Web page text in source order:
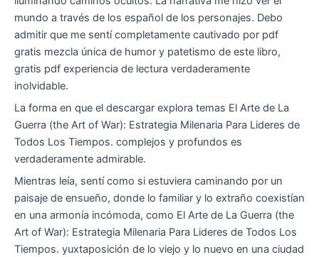
mundo a través de los español de los personajes. Debo
admitir que me sentí completamente cautivado por pdf
gratis mezcla única de humor y patetismo de este libro,
gratis pdf experiencia de lectura verdaderamente
inolvidable.
La forma en que el descargar explora temas El Arte de La
Guerra (the Art of War): Estrategia Milenaria Para Lideres de
Todos Los Tiempos. complejos y profundos es
verdaderamente admirable.
Mientras leía, sentí como si estuviera caminando por un
paisaje de ensueño, donde lo familiar y lo extraño coexistían
en una armonía incómoda, como El Arte de La Guerra (the
Art of War): Estrategia Milenaria Para Lideres de Todos Los
Tiempos. yuxtaposición de lo viejo y lo nuevo en una ciudad